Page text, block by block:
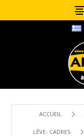
ACCUEIL
LÈVE- CADRES